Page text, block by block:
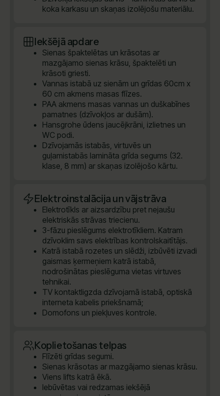
koka karkasu un skaņas izolējošu materiālu.
Iekšējā apdare
Sienas špaktelētas un krāsotas ar
mazgājamo sienas krāsu, špaktelēti un
krāsoti griesti.
Vannas istabā uz sienām un grīdas 60cm x
60 cm akmens masas flīzes.
PAA akmens masas vannas un duškabīnes
pamatnes (dzīvokļos ar dušām).
Hansgrohe ūdens jaucējkrāni, izlietnes un
WC podi.
Dzīvojamās istabās, virtuvēs un
guļamistabās lamināta grīda segums (32.
klase, 8 mm) ar skaņas izolējošo kārtu.
Elektroinstalācija un vājstrāva
Elektrotīkls ar aizsardzību pret nejaušu
elektriskās strāvas triecienu.
3-fāzu pieslēgums elektrotīkliem. Katram
dzīvoklim savs elektrības kontrolskaitītājs.
Katrā istabā rozetes un slēdži, izbūvēti izvadi
gaismas ķermeņiem katrā istabā,
nodrošinātas pieslēguma vietas virtuves
tehnikai.
TV kontaktligzda dzīvojamā istabā, optiskā
interneta kabelis priekšnamā;
Domofons un piekļuves kontrole.
Koplietošanas telpas
Flīzēti grīdas segumi.
Sienas krāsotas ar mazgājamo sienas krāsu.
Viens lifts katrā ēkā.
Iebūvētas vai redzamas iekšējā